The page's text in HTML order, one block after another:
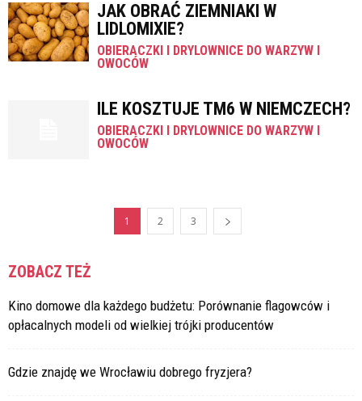
JAK OBRAĆ ZIEMNIAKI W
LIDLOMIXIE?
OBIERACZKI I DRYLOWNICE DO WARZYW I
OWOCÓW
ILE KOSZTUJE TM6 W NIEMCZECH?
OBIERACZKI I DRYLOWNICE DO WARZYW I
OWOCÓW
1 2 3
ZOBACZ TEŻ
Kino domowe dla każdego budżetu: Porównanie flagowców i
opłacalnych modeli od wielkiej trójki producentów
Gdzie znajdę we Wrocławiu dobrego fryzjera?